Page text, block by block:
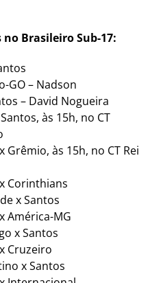
no Brasileiro Sub-17:
GO – Nadson
– David Nogueira
às 15h, no CT
Grêmio, às 15h, no CT Rei
Corinthians
x Santos
América-MG
x Santos
Cruzeiro
x Santos